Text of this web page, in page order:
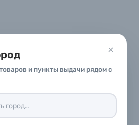
и пункты выдачи рядом с
формат карт
информацию
устройства.
меньший объем
устройство.